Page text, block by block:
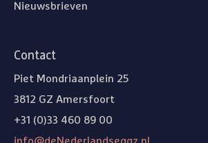
Nieuwsbrieven
Contact
Piet Mondriaanplein 25
3812 GZ Amersfoort
+31 (0)33 460 89 00